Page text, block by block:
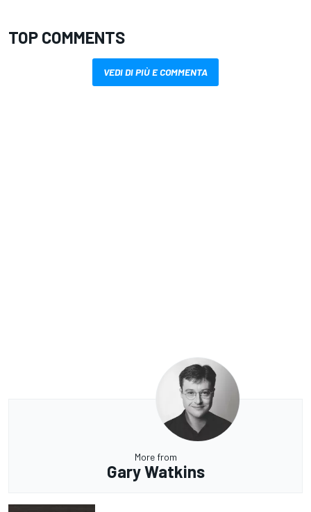
TOP COMMENTS
VEDI DI PIÙ E COMMENTA
More from
Gary Watkins